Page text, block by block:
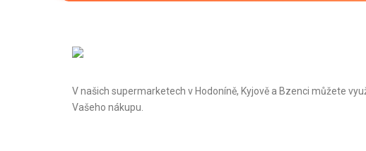
V našich supermarketech v Hodoníně, Kyjově a Bzenci můžete
Vašeho nákupu.